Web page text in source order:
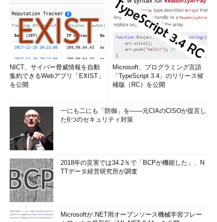
NICT、サイバー脅威情報を自動
集約できるWebアプリ「EXIST」
を公開
Microsoft、プログラミング言語
「TypeScript 3.4」のリリース候
補版（RC）を公開
一にも二にも「防御」を――元CIAのCISOが提言し
た6つのセキュリティ対策
2018年の災害では34.2％で「BCPが機能した」、N
TTデータ経営研究所が調査
Microsoftが.NET用オープンソース機械学習フレー